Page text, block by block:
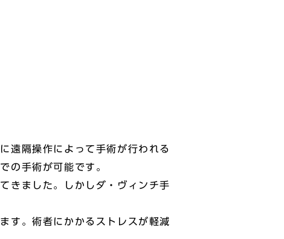
遠隔操作によって手術が行われる
の手術が可能です。
きました。しかしダ・ヴィンチ手
す。術者にかかるストレスが軽減